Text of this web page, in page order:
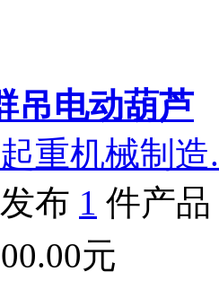
吊电动葫芦
重机械制造
布 1 件产品
元